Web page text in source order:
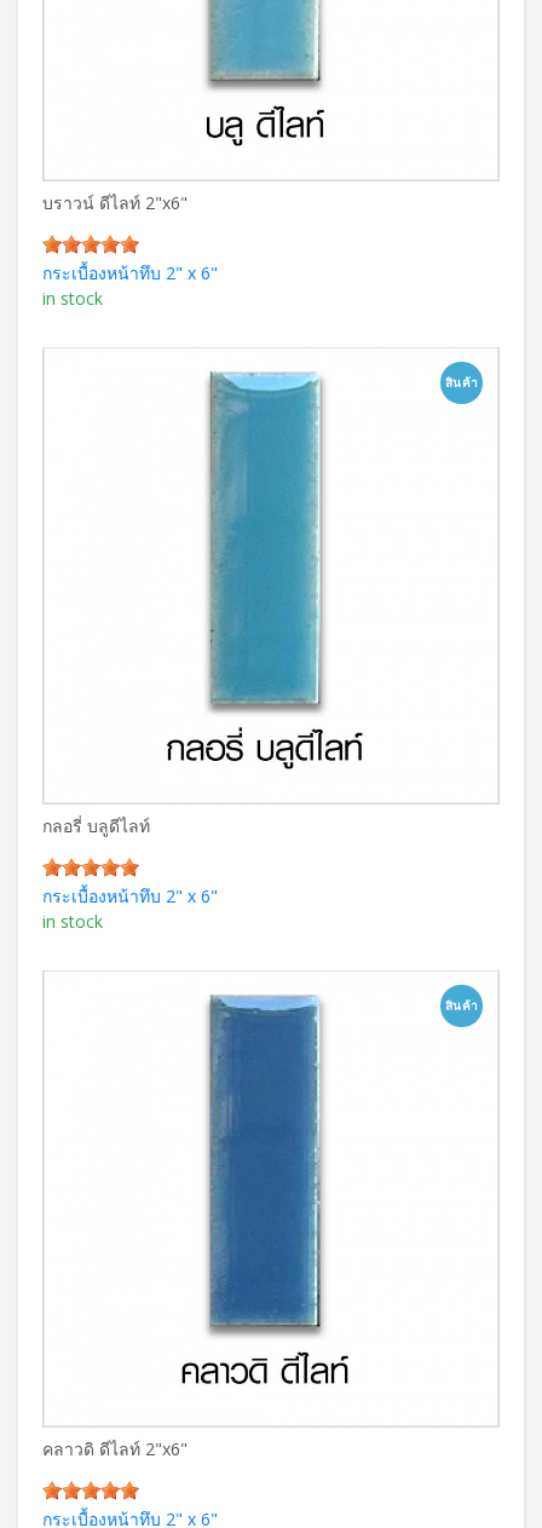
บราวน์ ดีไลท์ 2"x6"
กระเบื้องหน้าทึบ 2" x 6"
in stock
สินค้า
กลอรี่ บลูดีไลท์
กระเบื้องหน้าทึบ 2" x 6"
in stock
สินค้า
คลาวดิ ดีไลท์ 2"x6"
กระเบื้องหน้าทึบ 2" x 6"